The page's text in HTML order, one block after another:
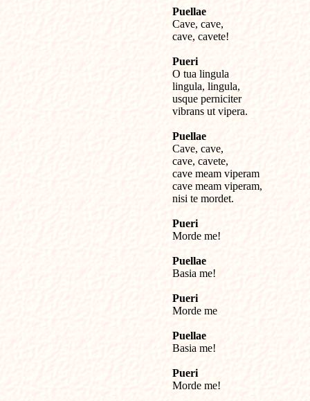
Puellae
Cave, cave,
cave, cavete!
Pueri
O tua lingula
lingula, lingula,
usque perniciter
vibrans ut vipera.
Puellae
Cave, cave,
cave, cavete,
cave meam viperam
cave meam viperam,
nisi te mordet.
Pueri
Morde me!
Puellae
Basia me!
Pueri
Morde me
Puellae
Basia me!
Pueri
Morde me!